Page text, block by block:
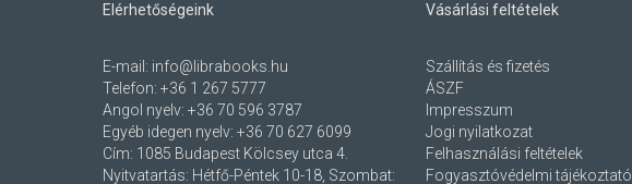
Elérhetőségeink
E-mail: info@librabooks.hu
Telefon: +36 1 267 5777
Angol nyelv: +36 70 596 3787
Egyéb idegen nyelv: +36 70 627 6099
Cím: 1085 Budapest Kölcsey utca 4.
Nyitvatartás: Hétfő-Péntek 10-18, Szombat:
Vásárlási feltételek
Szállítás és fizetés
ÁSZF
Impresszum
Jogi nyilatkozat
Felhasználási feltételek
Fogyasztóvédelmi tájékoztató